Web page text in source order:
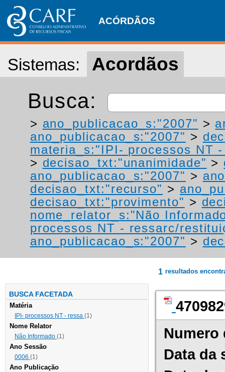
ACÓRDÃOS
Sistemas: Acordãos
Busca:
> ano_publicacao_s:"2007" >
ano_publicacao_s:"2007" >
materia_s:"IPI- processos NT
> decisao_txt:"unanimidade" >
ano_publicacao_s:"2007" >
decisao_txt:"recurso" >
decisao_txt:"provimento" >
nome_relator_s:"Não
processos NT - ressarc/
ano_publicacao_s:"2007" >
BUSCA FACETADA
Matéria
IPI- processos NT - ressa (1)
Nome Relator
Não Informado (1)
Ano Sessão
0006 (1)
Ano Publicação
1 resultados
Numero
Data da